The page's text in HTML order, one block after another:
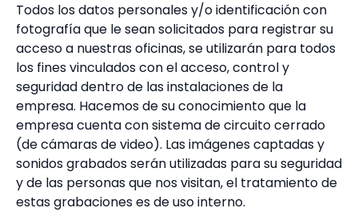
Todos los datos personales y/o identificación con
fotografía que le sean solicitados para registrar su
acceso a nuestras oficinas, se utilizarán para todos
los fines vinculados con el acceso, control y
seguridad dentro de las instalaciones de la
empresa. Hacemos de su conocimiento que la
empresa cuenta con sistema de circuito cerrado
(de cámaras de video). Las imágenes captadas y
sonidos grabados serán utilizadas para su seguridad
y de las personas que nos visitan, el tratamiento de
estas grabaciones es de uso interno.